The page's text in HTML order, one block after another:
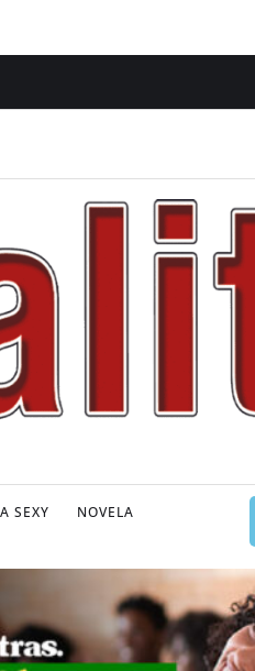
SEXY NOVELA